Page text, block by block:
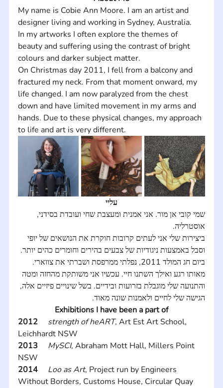
My name is Cobie Ann Moore. I am an artist and
designer living and working in Sydney, Australia.
In my artworks I often explore the themes of
beauty and suffering using the contrast of bright
colours and darker subject matter.
On Christmas day 2011, I fell from a balcony and
fractured my neck. From that moment onward, my
life changed. I am now paralyzed from the chest
down and have limited movement in my arms and
hands. Due to these physical changes, my approach
to life and art is very different.
עליי
שמי קובי אן מור. אני אמנית ומעצבת שחי ועובדת בסידני,
אוסטרליה.
ביצירות שלי אני לעתים קרובות חוקרת את הנושאים של יופי
וסבל באמצעות ניגודיות של צבעים בהירים וחומרים כהים יותר.
ביום חג המולד 2011, נפלתי ממרפסת ושברתי את צווארי.
מאותו רגע ואילך השתנו חיי. עכשיו אני משותקת מהחזה ומטה
והתנועה שלי מוגבלת בזרועות ובידיים. בשל שינויים פיזיים אלה,
הגישה שלי לחיים ולאמנות שונה מאוד.
Exhibitions I have been a part of
2012 strength of heART, Art Est Art School,
Leichhardt NSW
2013 MySCI, Abraham Mott Hall, Millers Point
NSW
2014 Loo as Art, Project run by Engineers
Without Borders, Customs House, Circular Quay